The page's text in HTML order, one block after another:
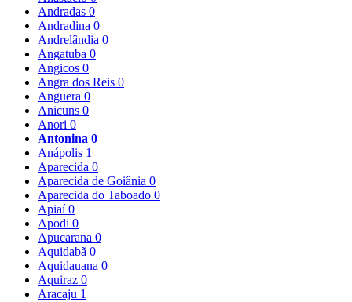
Andradas 0
Andradina 0
Andrelândia 0
Angatuba 0
Angicos 0
Angra dos Reis 0
Anguera 0
Anicuns 0
Anori 0
Antonina 0
Anápolis 1
Aparecida 0
Aparecida de Goiânia 0
Aparecida do Taboado 0
Apiaí0
Apodi 0
Apucarana 0
Aquidabã 0
Aquidauana 0
Aquiraz 0
Aracaju 1